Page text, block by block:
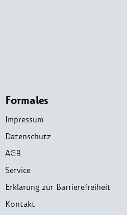
Formales
Impressum
Datenschutz
AGB
Service
Erklärung zur Barrierefreiheit
Kontakt